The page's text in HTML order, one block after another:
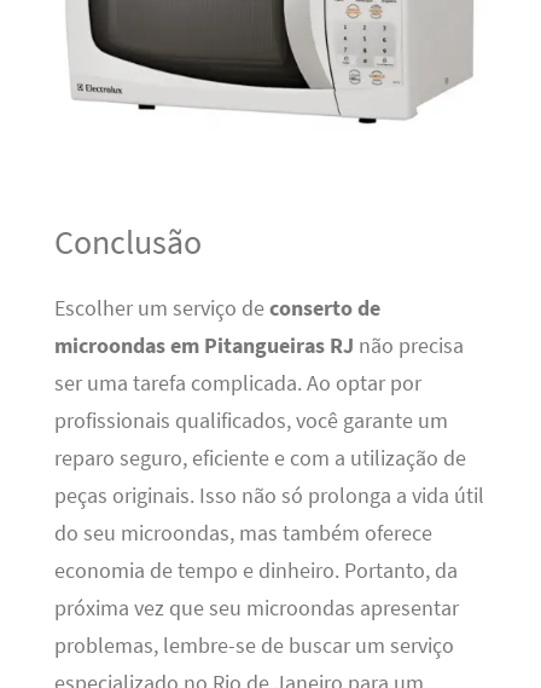
Conclusão
Escolher um serviço deconserto de
microondas em Pitangueiras RJ não precisa
ser uma tarefa complicada. Ao optar por
profissionais qualificados, você garante um
reparo seguro, eficiente e com a utilização de
peças originais. Isso não só prolonga a vida útil
do seu microondas, mas também oferece
economia de tempo e dinheiro. Portanto, da
próxima vez que seu microondas apresentar
problemas, lembre-se de buscar um serviço